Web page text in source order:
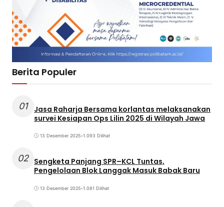
Berita Populer
01
Jasa Raharja Bersama korlantas melaksanakan
survei Kesiapan Ops Lilin 2025 di Wilayah Jawa
13 Desember 2025•1.093 Dilihat
02 Sengketa Panjang SPR–KCL Tuntas,
Pengelolaan Blok Langgak Masuk Babak Baru
13 Desember 2025•1.081 Dilihat